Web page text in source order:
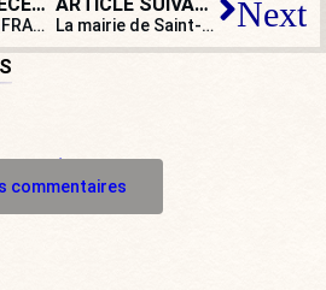
ARTICLE PRÉCÉDENT
[UNE PROF EN FRANCE] Le Danemark, les écrans et l’utopie égalitaire
ARTICLE SUIVANT
La mairie de Saint-Denis arbore le drapeau palestinien… Pour combien de temps ? Next
commentaires